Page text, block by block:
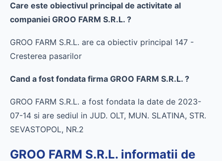
Care este obiectivul principal de activitate al
companiei GROO FARM S.R.L. ?
GROO FARM S.R.L. are ca obiectiv principal 147 -
Cresterea pasarilor
Cand a fost fondata firma GROO FARM S.R.L. ?
GROO FARM S.R.L. a fost fondata la date de 2023-
07-14 si are sediul in JUD. OLT, MUN. SLATINA, STR.
SEVASTOPOL, NR.2
GROO FARM S.R.L. informatii de